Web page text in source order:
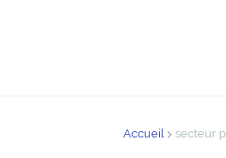
Accueil secteur